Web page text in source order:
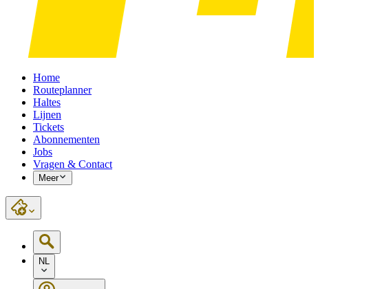
Home
Routeplanner
Haltes
Lijnen
Tickets
Abonnementen
Jobs
Vragen & Contact
Meer
NL